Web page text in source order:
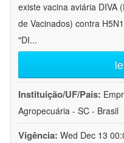
existe vacina aviária DIVA
de Vacinados) contra
"DI...
Instituição/UF/País:
Agropecuária - SC - Brasil
Vigência: Wed Dec 13